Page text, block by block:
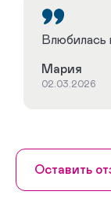
Влюбилась
Мария
02.03.2026
Оставить